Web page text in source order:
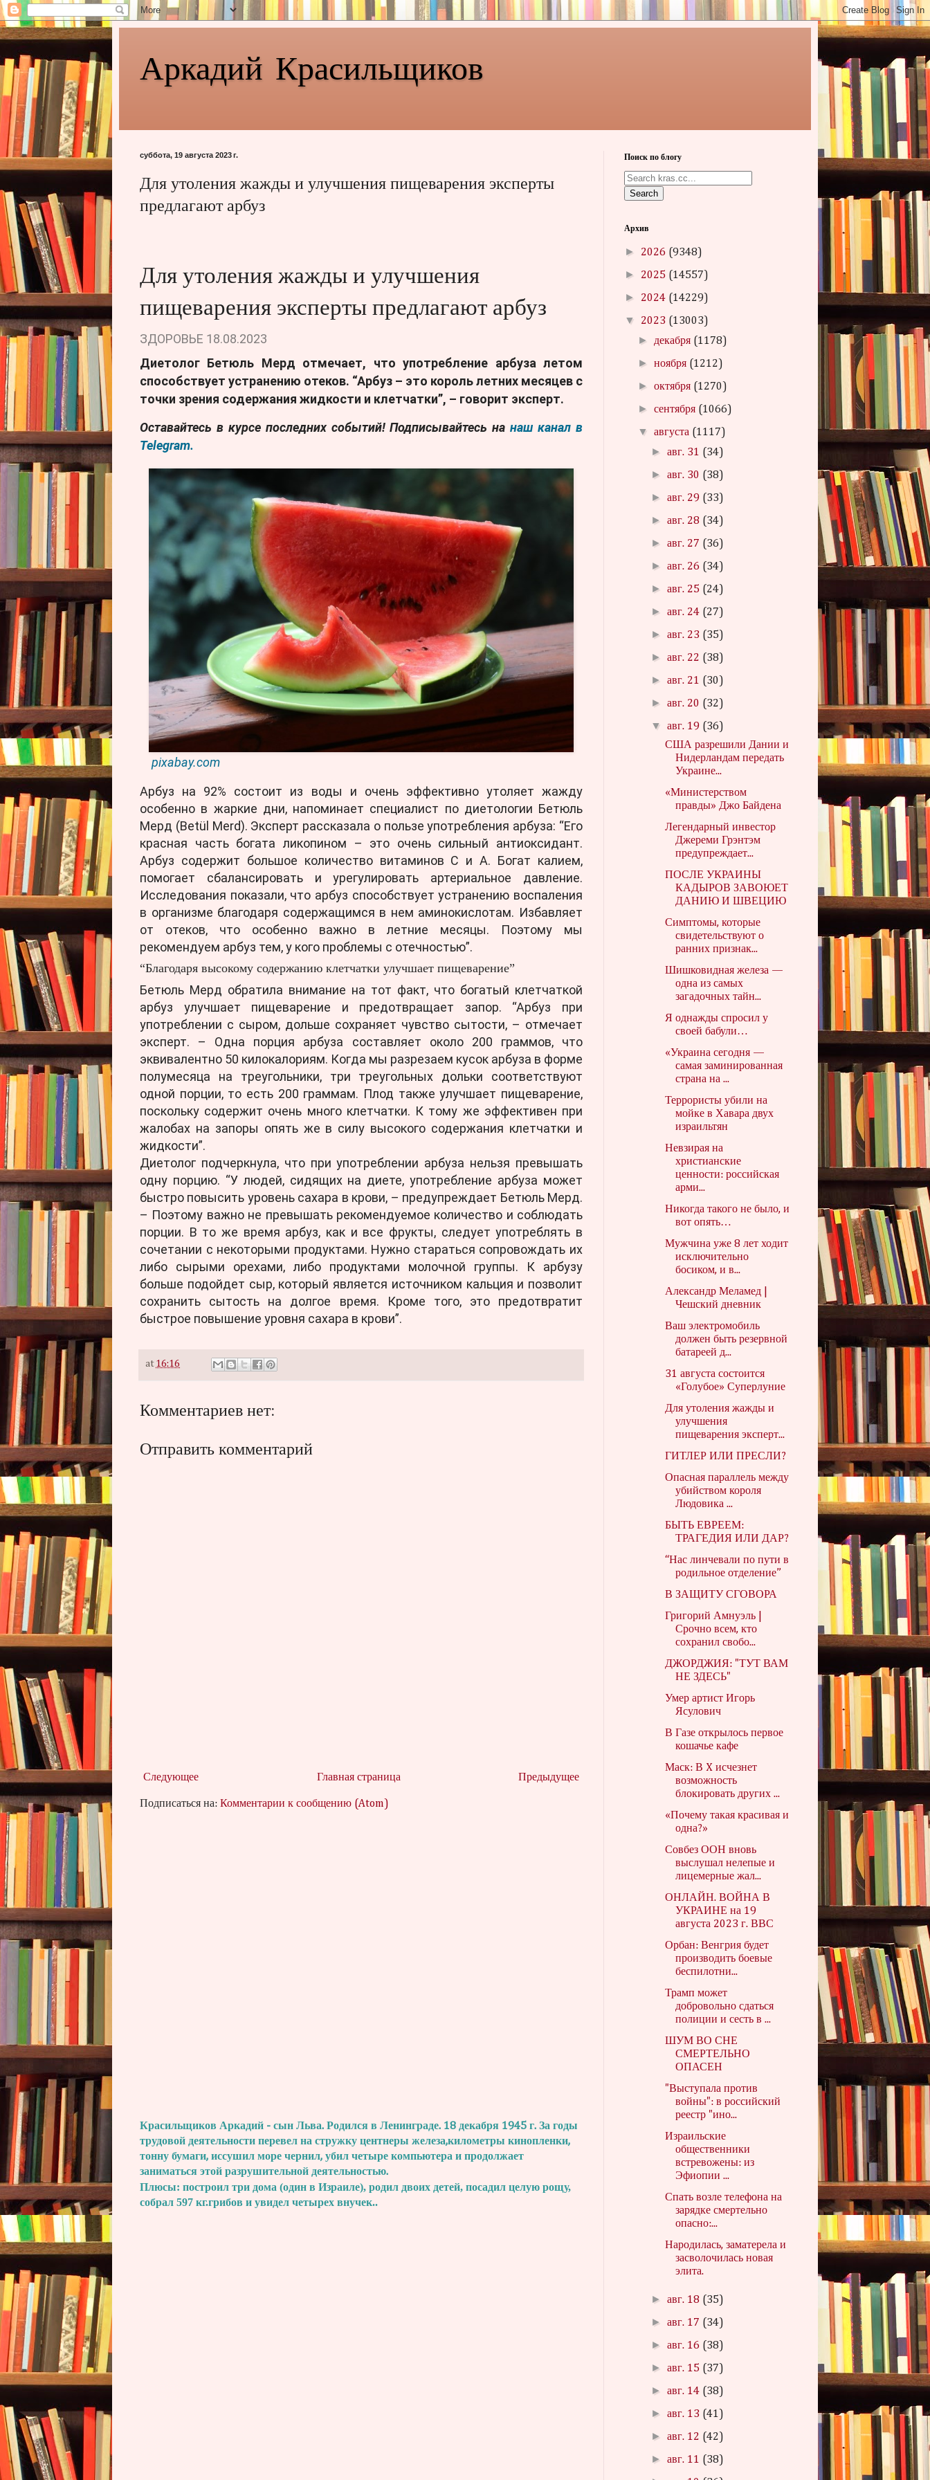
Аркадий Красильщиков
суббота, 19 августа 2023 г.
Для утоления жажды и улучшения пищеварения эксперты
предлагают арбуз
Для утоления жажды и улучшения
пищеварения эксперты предлагают арбуз
ЗДОРОВЬЕ 18.08.2023
Диетолог Бетюль Мерд отмечает, что употребление арбуза летом
способствует устранению отеков. “Арбуз – это король летних месяцев с
точки зрения содержания жидкости и клетчатки”, – говорит эксперт.
Оставайтесь в курсе последних событий! Подписывайтесь нанаш канал в
Telegram.
pixabay.com
Арбуз на 92% состоит из воды и очень эффективно утоляет жажду
особенно в жаркие дни, напоминает специалист по диетологии Бетюль
Мерд (Betül Merd). Эксперт рассказала о пользе употребления арбуза: “Его
красная часть богата ликопином – это очень сильный антиоксидант.
Арбуз содержит большое количество витаминов С и А. Богат калием,
помогает сбалансировать и урегулировать артериальное давление.
Исследования показали, что арбуз способствует устранению воспаления
в организме благодаря содержащимся в нем аминокислотам. Избавляет
от отеков, что особенно важно в летние месяцы. Поэтому мы
рекомендуем арбуз тем, у кого проблемы с отечностью”.
“Благодаря высокому содержанию клетчатки улучшает пищеварение”
Бетюль Мерд обратила внимание на тот факт, что богатый клетчаткой
арбуз улучшает пищеварение и предотвращает запор. “Арбуз при
употреблении с сыром, дольше сохраняет чувство сытости, – отмечает
эксперт. – Одна порция арбуза составляет около 200 граммов, что
эквивалентно 50 килокалориям. Когда мы разрезаем кусок арбуза в форме
полумесяца на треугольники, три треугольных дольки соответствуют
одной порции, то есть 200 граммам. Плод также улучшает пищеварение,
поскольку содержит очень много клетчатки. К тому же эффективен при
жалобах на запоры опять же в силу высокого содержания клетчатки и
жидкости”.
Диетолог подчеркнула, что при употреблении арбуза нельзя превышать
одну порцию. “У людей, сидящих на диете, употребление арбуза может
быстро повысить уровень сахара в крови, – предупреждает Бетюль Мерд.
– Поэтому важно не превышать рекомендуемое количество и соблюдать
порции. В то же время арбуз, как и все фрукты, следует употреблять в
сочетании с некоторыми продуктами. Нужно стараться сопровождать их
либо сырыми орехами, либо продуктами молочной группы. К арбузу
больше подойдет сыр, который является источником кальция и позволит
сохранить сытость на долгое время. Кроме того, это предотвратит
быстрое повышение уровня сахара в крови”.
at 16:16
Комментариев нет:
Отправить комментарий
Следующее Предыдущее
Главная страница
Подписаться на: Комментарии к сообщению (Atom)
Красильщиков Аркадий - сын Льва. Родился в Ленинграде. 18 декабря 1945 г. За годы
трудовой деятельности перевел на стружку центнеры железа,километры кинопленки,
тонну бумаги, иссушил море чернил, убил четыре компьютера и продолжает
заниматься этой разрушительной деятельностью.
Плюсы: построил три дома (один в Израиле), родил двоих детей, посадил целую рощу,
собрал 597 кг.грибов и увидел четырех внучек..
Поиск по блогу
Search
Архив
► 2026 (9348)
► 2025 (14557)
► 2024 (14229)
▼ 2023 (13003)
► декабря (1178)
►ноября (1212)
►октября (1270)
►сентября (1066)
▼августа (1117)
►авг. 31 (34)
►авг. 30 (38)
►авг. 29 (33)
►авг. 28 (34)
►авг. 27 (36)
►авг. 26 (34)
►авг. 25 (24)
►авг. 24 (27)
►авг. 23 (35)
►авг. 22 (38)
►авг. 21 (30)
►авг. 20 (32)
▼авг. 19 (36)
США разрешили Дании и
Нидерландам передать
Украине...
«Министерством
правды» Джо Байдена
Легендарный инвестор
Джереми Грэнтэм
предупреждает...
ПОСЛЕ УКРАИНЫ
КАДЫРОВ ЗАВОЮЕТ
ДАНИЮ И ШВЕЦИЮ
Симптомы, которые
свидетельствуют о
ранних признак...
Шишковидная железа —
одна из самых
загадочных тайн...
Я однажды спросил у
своей бабули…
«Украина сегодня —
самая заминированная
страна на ...
Террористы убили на
мойке в Хавара двух
израильтян
Невзирая на
христианские
ценности: российская
арми...
Никогда такого не было, и
вот опять…
Мужчина уже 8 лет ходит
исключительно
босиком, и в...
Александр Меламед |
Чешский дневник
Ваш электромобиль
должен быть резервной
батареей д...
31 августа состоится
«Голубое» Суперлуние
Для утоления жажды и
улучшения
пищеварения эксперт...
ГИТЛЕР ИЛИ ПРЕСЛИ?
Опасная параллель между
убийством короля
Людовика ...
БЫТЬ ЕВРЕЕМ:
ТРАГЕДИЯ ИЛИ ДАР?
“Нас линчевали по пути в
родильное отделение”
В ЗАЩИТУ СГОВОРА
Григорий Амнуэль |
Срочно всем, кто
сохранил свобо...
ДЖОРДЖИЯ: "ТУТ ВАМ
НЕ ЗДЕСЬ"
Умер артист Игорь
Ясулович
В Газе открылось первое
кошачье кафе
Маск: В X исчезнет
возможность
блокировать других ...
«Почему такая красивая и
одна?»
Совбез ООН вновь
выслушал нелепые и
лицемерные жал...
ОНЛАЙН. ВОЙНА В
УКРАИНЕ на 19
августа 2023 г. ВВС
Орбан: Венгрия будет
производить боевые
беспилотни...
Трамп может
добровольно сдаться
полиции и сесть в ...
ШУМ ВО СНЕ
СМЕРТЕЛЬНО
ОПАСЕН
"Выступала против
войны": в российский
реестр "ино...
Израильские
общественники
встревожены: из
Эфиопии ...
Спать возле телефона на
зарядке смертельно
опасно:...
Народилась, заматерела и
засволочилась новая
элита.
►авг. 18 (35)
►авг. 17 (34)
►авг. 16 (38)
►авг. 15 (37)
►авг. 14 (38)
►авг. 13 (41)
►авг. 12 (42)
►авг. 11 (38)